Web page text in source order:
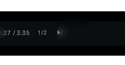
0:28 / 3:35 1 /2